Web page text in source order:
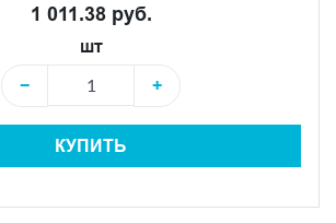
1 011.38 руб.
шт
−
+
КУПИТЬ